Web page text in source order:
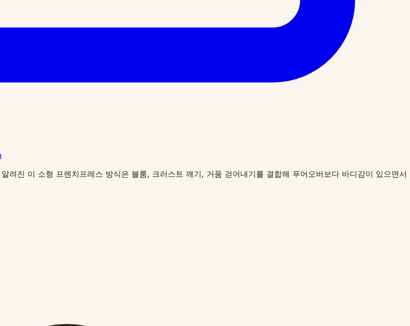
진 이 소형 프렌치프레스 방식은 블룸, 크러스트 깨기, 거품 걷어내기를 결합해 푸어오버보다 바디감이 있으면서